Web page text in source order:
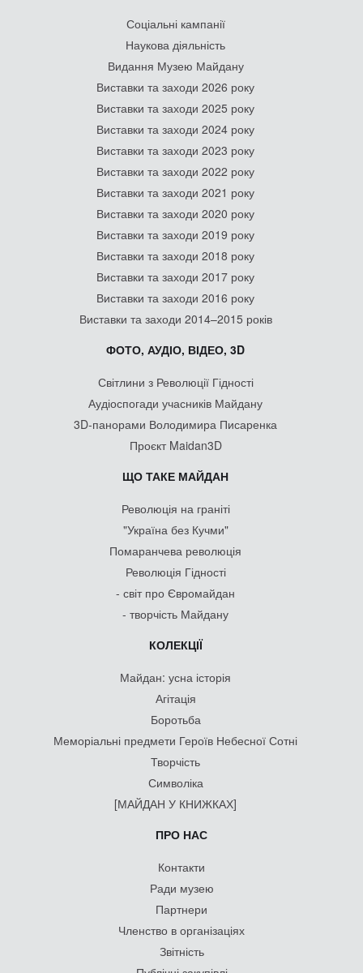
Соціальні кампанії
Наукова діяльність
Видання Музею Майдану
Виставки та заходи 2026 року
Виставки та заходи 2025 року
Виставки та заходи 2024 року
Виставки та заходи 2023 року
Виставки та заходи 2022 року
Виставки та заходи 2021 року
Виставки та заходи 2020 року
Виставки та заходи 2019 року
Виставки та заходи 2018 року
Виставки та заходи 2017 року
Виставки та заходи 2016 року
Виставки та заходи 2014–2015 років
ФОТО, АУДІО, ВІДЕО, 3D
Світлини з Революції Гідності
Аудіоспогади учасників Майдану
3D-панорами Володимира Писаренка
Проєкт Maidan3D
ЩО ТАКЕ МАЙДАН
Революція на граніті
"Україна без Кучми"
Помаранчева революція
Революція Гідності
- світ про Євромайдан
- творчість Майдану
КОЛЕКЦІЇ
Майдан: усна історія
Агітація
Боротьба
Меморіальні предмети Героїв Небесної Сотні
Творчість
Символіка
[МАЙДАН У КНИЖКАХ]
ПРО НАС
Контакти
Ради музею
Партнери
Членство в організаціях
Звітність